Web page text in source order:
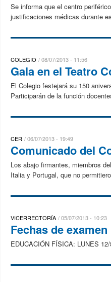
Se informa que el centro
justificaciones médicas durante
COLEGIO 08/07/2013 - 11:56
Gala en el Teatro
El Colegio festejará su 150
Participarán de la función
CER 06/07/2013 - 19:49
Comunicado del
Los abajo firmantes, miembros
Italia y Portugal, que no
VICERRECTORÍA 05/07/2013 - 10:23
Fechas de examen
EDUCACIÓN FÍSICA: LUNES